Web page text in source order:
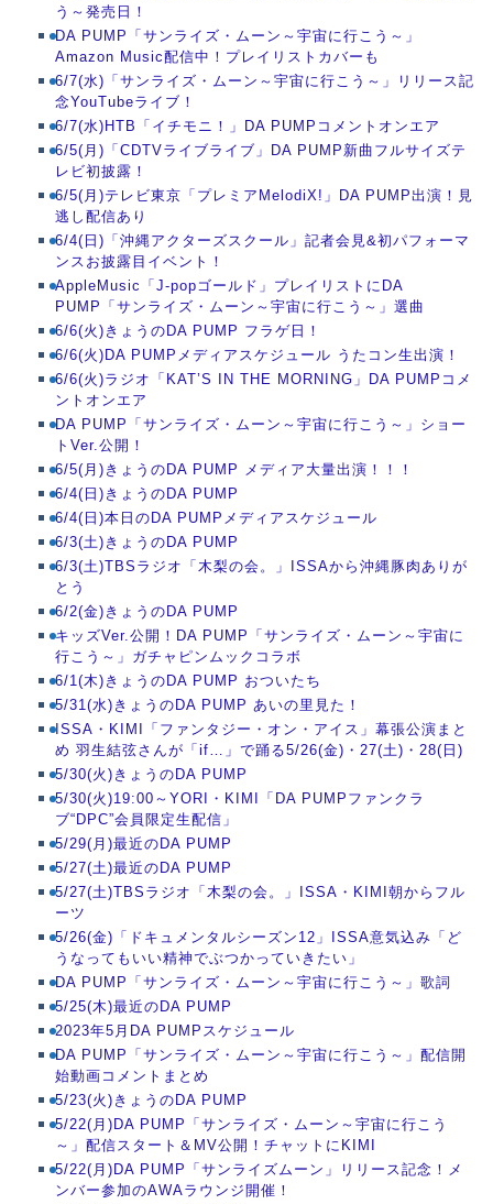
う～発売日！
DA PUMP「サンライズ・ムーン～宇宙に行こう～」
Amazon Music配信中！プレイリストカバーも
6/7(水)「サンライズ・ムーン～宇宙に行こう～」リリース記
念YouTubeライブ！
6/7(水)HTB「イチモニ！」DA PUMPコメントオンエア
6/5(月)「CDTVライブライブ」DA PUMP新曲フルサイズテ
レビ初披露！
6/5(月)テレビ東京「プレミアMelodiX!」DA PUMP出演！見
逃し配信あり
6/4(日)「沖縄アクターズスクール」記者会見&初パフォーマ
ンスお披露目イベント！
AppleMusic「J-popゴールド」プレイリストにDA
PUMP「サンライズ・ムーン～宇宙に行こう～」選曲
6/6(火)きょうのDA PUMP フラゲ日！
6/6(火)DA PUMPメディアスケジュール うたコン生出演！
6/6(火)ラジオ「KAT’S IN THE MORNING」DA PUMPコメ
ントオンエア
DA PUMP「サンライズ・ムーン～宇宙に行こう～」ショー
トVer.公開！
6/5(月)きょうのDA PUMP メディア大量出演！！！
6/4(日)きょうのDA PUMP
6/4(日)本日のDA PUMPメディアスケジュール
6/3(土)きょうのDA PUMP
6/3(土)TBSラジオ「木梨の会。」ISSAから沖縄豚肉ありが
とう
6/2(金)きょうのDA PUMP
キッズVer.公開！DA PUMP「サンライズ・ムーン～宇宙に
行こう～」ガチャピンムックコラボ
6/1(木)きょうのDA PUMP おついたち
5/31(水)きょうのDA PUMP あいの里見た！
ISSA・KIMI「ファンタジー・オン・アイス」幕張公演まと
め 羽生結弦さんが「if…」で踊る5/26(金)・27(土)・28(日)
5/30(火)きょうのDA PUMP
5/30(火)19:00～YORI・KIMI「DA PUMPファンクラ
ブ“DPC”会員限定生配信」
5/29(月)最近のDA PUMP
5/27(土)最近のDA PUMP
5/27(土)TBSラジオ「木梨の会。」ISSA・KIMI朝からフル
ーツ
5/26(金)「ドキュメンタルシーズン12」ISSA意気込み「ど
うなってもいい精神でぶつかっていきたい」
DA PUMP「サンライズ・ムーン～宇宙に行こう～」歌詞
5/25(木)最近のDA PUMP
2023年5月DA PUMPスケジュール
DA PUMP「サンライズ・ムーン～宇宙に行こう～」配信開
始動画コメントまとめ
5/23(火)きょうのDA PUMP
5/22(月)DA PUMP「サンライズ・ムーン～宇宙に行こう
～」配信スタート＆MV公開！チャットにKIMI
5/22(月)DA PUMP「サンライズムーン」リリース記念！メ
ンバー参加のAWAラウンジ開催！